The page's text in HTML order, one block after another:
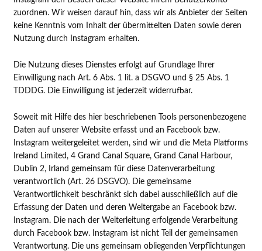
zuordnen. Wir weisen darauf hin, dass wir als Anbieter der Seiten
keine Kenntnis vom Inhalt der übermittelten Daten sowie deren
Nutzung durch Instagram erhalten.
Die Nutzung dieses Dienstes erfolgt auf Grundlage Ihrer
Einwilligung nach Art. 6 Abs. 1 lit. a DSGVO und § 25 Abs. 1
TDDDG. Die Einwilligung ist jederzeit widerrufbar.
Soweit mit Hilfe des hier beschriebenen Tools personenbezogene
Daten auf unserer Website erfasst und an Facebook bzw.
Instagram weitergeleitet werden, sind wir und die Meta Platforms
Ireland Limited, 4 Grand Canal Square, Grand Canal Harbour,
Dublin 2, Irland gemeinsam für diese Datenverarbeitung
verantwortlich (Art. 26 DSGVO). Die gemeinsame
Verantwortlichkeit beschränkt sich dabei ausschließlich auf die
Erfassung der Daten und deren Weitergabe an Facebook bzw.
Instagram. Die nach der Weiterleitung erfolgende Verarbeitung
durch Facebook bzw. Instagram ist nicht Teil der gemeinsamen
Verantwortung. Die uns gemeinsam obliegenden Verpflichtungen